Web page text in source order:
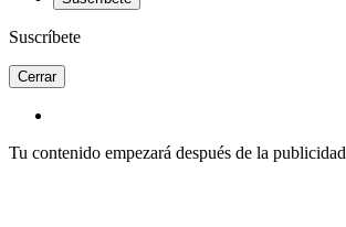
Suscríbete
Cerrar
Tu contenido empezará después de la publicidad